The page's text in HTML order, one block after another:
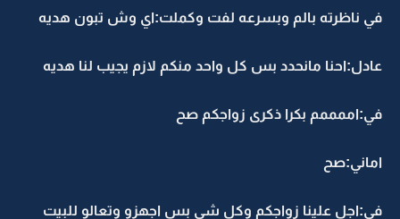
في ناظرته بالم وبسرعه لفت وكملت:اي وش تبون هديه
عادل:احنا مانحدد بس كل واحد منكم لازم يجيب لنا هديه
في:اممممم بكرا ذكرى زواجكم صح
اماني:صح
في:اجل علينا زواجكم وكل شي بس اجهزو وتعالو للبيت